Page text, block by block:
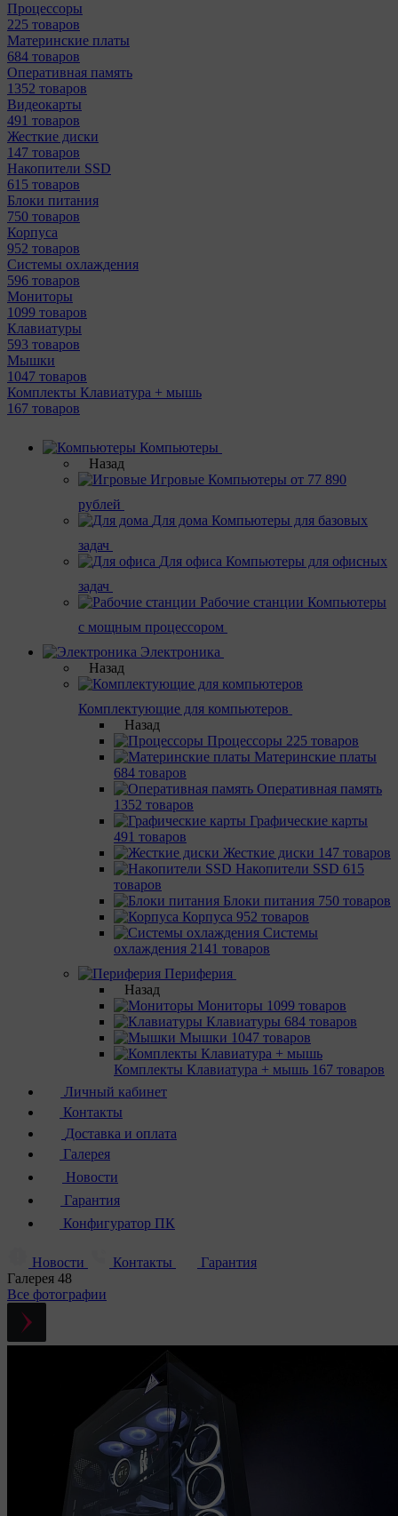
Процессоры
225 товаров
Материнcкие платы
684 товаров
Оперативная память
1352 товаров
Видеокарты
491 товаров
Жесткие диски
147 товаров
Накопители SSD
615 товаров
Блоки питания
750 товаров
Корпуса
952 товаров
Системы охлаждения
596 товаров
Мониторы
1099 товаров
Клавиатуры
593 товаров
Мышки
1047 товаров
Комплекты Клавиатура + мышь
167 товаров
Компьютеры
Назад
Игровые Компьютеры от 77 890
рублей
Для дома Компьютеры для базовых
задач
Для офиса Компьютеры для офисных
задач
Рабочие станции Компьютеры
с мощным процессором
Электроника
Назад
Комплектующие для компьютеров
Назад
Процессоры 225 товаров
Материнcкие платы
684 товаров
Оперативная память
1352 товаров
Графические карты
491 товаров
Жесткие диски 147 товаров
Накопители SSD 615
товаров
Блоки питания 750 товаров
Корпуса 952 товаров
Системы
охлаждения 2141 товаров
Периферия
Назад
Мониторы 1099 товаров
Клавиатуры 684 товаров
Мышки 1047 товаров
Комплекты Клавиатура + мышь 167 товаров
Личный кабинет
Контакты
Доставка и оплата
Галерея
Новости
Гарантия
Конфигуратор ПК
Новости Контакты
Гарантия
Галерея 48
Все фотографии